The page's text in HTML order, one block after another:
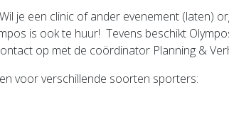
je een clinic of ander evenement (laten)
is ook te huur! Tevens beschikt
op met de coördinator Planning &
voor verschillende soorten sporters: